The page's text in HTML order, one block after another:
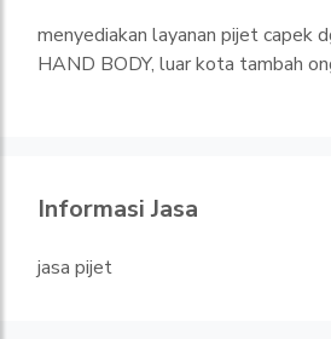
menyediakan layanan pijet capek
HAND BODY, luar kota tambah
Informasi Jasa
jasa pijet